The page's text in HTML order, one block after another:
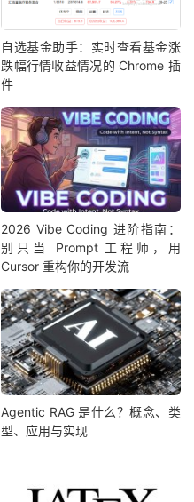
自选基金助手：实时查看基金涨
跌幅行情收益情况的 Chrome 插
件
2026 Vibe Coding 进阶指南：
别只当 Prompt 工程师，用
Cursor 重构你的开发流
Agentic RAG 是什么？概念、类
型、应用与实现